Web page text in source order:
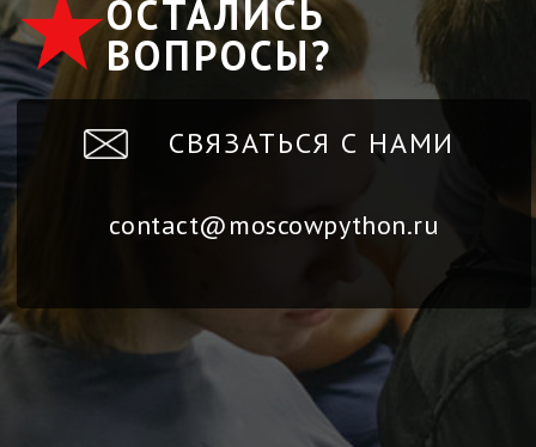
ОСТАЛИСЬ
ВОПРОСЫ?
СВЯЗАТЬСЯ С НАМИ
contact@moscowpython.ru